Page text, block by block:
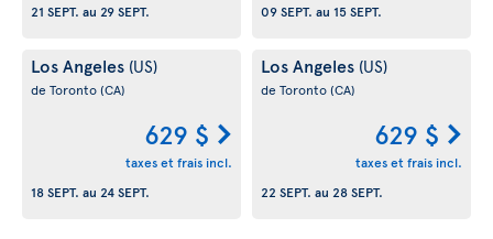
21 SEPT. au 29 SEPT.
09 SEPT. au 15 SEPT.
Los Angeles (US)
de Toronto(CA)
629 $
taxes et frais incl.
18 SEPT. au 24 SEPT.
Los Angeles (US)
de Toronto(CA)
629 $
taxes et frais incl.
22 SEPT. au 28 SEPT.